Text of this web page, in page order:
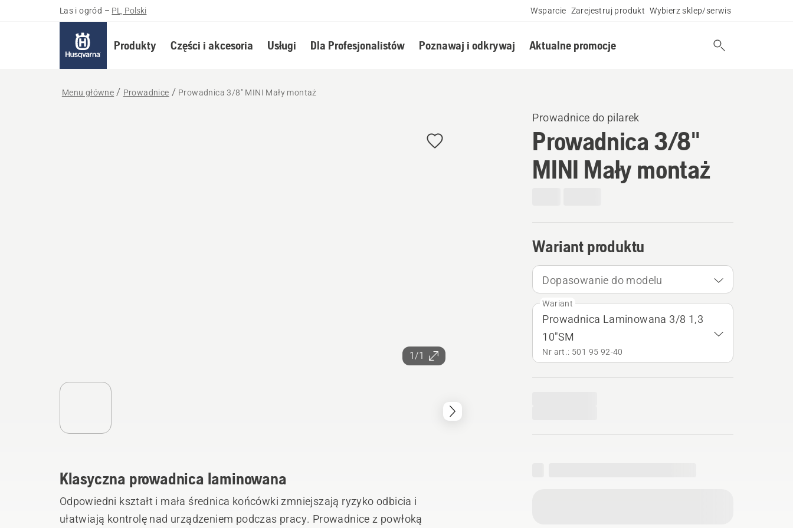
Las i ogród – PL, Polski Wsparcie Zarejestruj produkt Wybierz sklep/serwis
Produkty Części i akcesoria Usługi Dla Profesjonalistów Poznawaj i odkrywaj Aktualne promocje
Menu główne Prowadnice Prowadnica 3/8" MINI Mały montaż
1/1
Prowadnice do pilarek
Prowadnica 3/8"
MINI Mały montaż
Wariant produktu
Dopasowanie do modelu
Wariant
Prowadnica Laminowana 3/8 1,3
10"SM
Nr art.: 501 95 92‑40
Klasyczna prowadnica laminowana
Odpowiedni kształt i mała średnica końcówki zmniejszają ryzyko odbicia i
ułatwiają kontrolę nad urządzeniem podczas pracy. Prowadnice z powłoką